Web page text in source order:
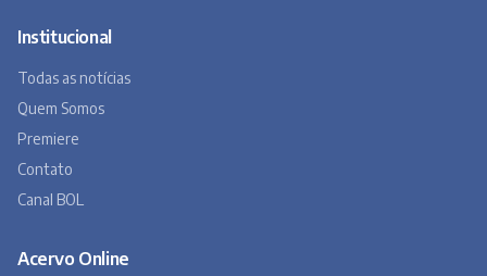
Barbacena, um lugar a Beira do Caminho
Museu Virtual
Museu do Tropeirismo
Copyright 2026 © Barbacena Online. Todos os direitos reservados.